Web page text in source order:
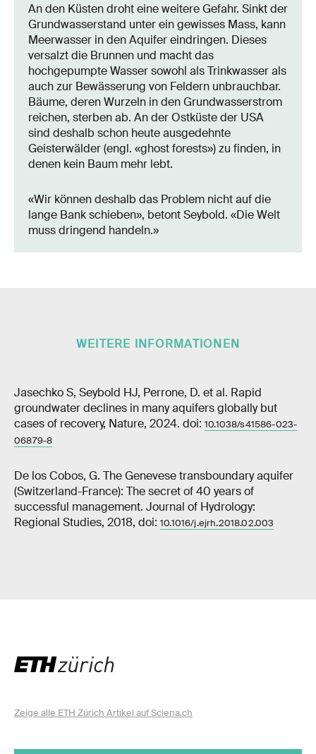
An den Küsten droht eine weitere Gefahr. Sinkt der
Grundwasserstand unter ein gewisses Mass, kann
Meerwasser in den Aquifer eindringen. Dieses
versalzt die Brunnen und macht das
hochgepumpte Wasser sowohl als Trinkwasser als
auch zur Bewässerung von Feldern unbrauchbar.
Bäume, deren Wurzeln in den Grundwasserstrom
reichen, sterben ab. An der Ostküste der USA
sind deshalb schon heute ausgedehnte
Geisterwälder (engl. «ghost forests») zu finden, in
denen kein Baum mehr lebt.
«Wir können deshalb das Problem nicht auf die
lange Bank schieben», betont Seybold. «Die Welt
muss dringend handeln.»
WEITERE INFORMATIONEN
Jasechko S, Seybold HJ, Perrone, D. et al. Rapid
groundwater declines in many aquifers globally but
cases of recovery, Nature, 2024. doi: 10.1038/s41586-023-
06879-8
De los Cobos, G. The Genevese transboundary aquifer
(Switzerland-France): The secret of 40 years of
successful management. Journal of Hydrology:
Regional Studies, 2018, doi: 10.1016/j.ejrh.2018.02.003
Zeige alle ETH Zürich Artikel auf Sciena.ch